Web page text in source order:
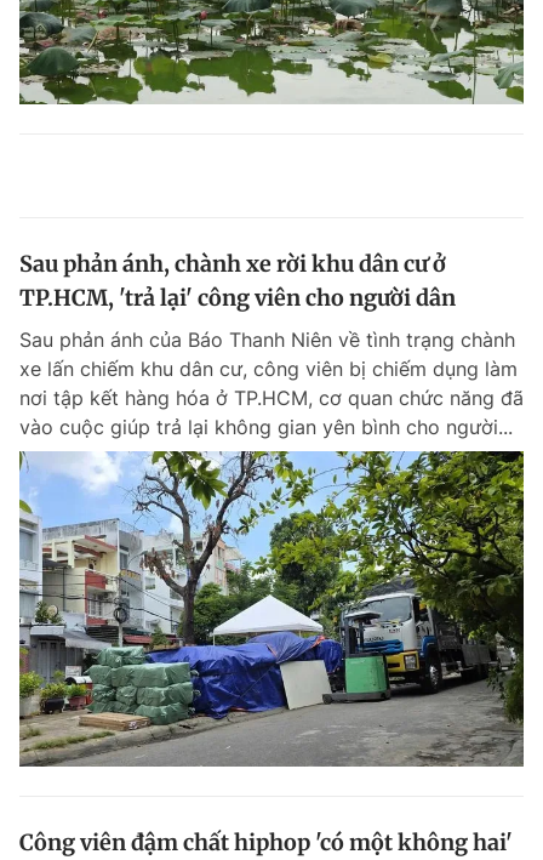
Sau phản ánh, chành xe rời khu dân cư ở
TP.HCM, 'trả lại' công viên cho người dân
Sau phản ánh của Báo Thanh Niên về tình trạng chành
xe lấn chiếm khu dân cư, công viên bị chiếm dụng làm
nơi tập kết hàng hóa ở TP.HCM, cơ quan chức năng đã
vào cuộc giúp trả lại không gian yên bình cho người...
Công viên đậm chất hiphop 'có một không hai'